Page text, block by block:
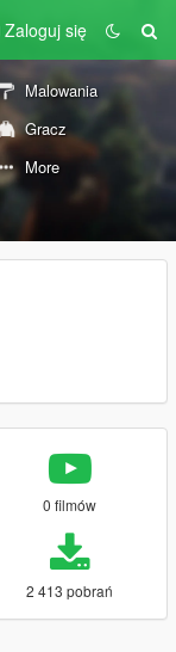
Zaloguj się
Malowania
Gracz
More
0 filmów
2 413 pobrań